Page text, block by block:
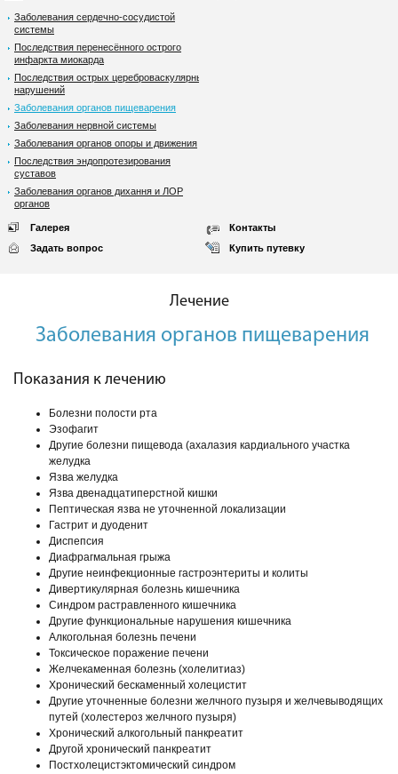
Заболевания сердечно-сосудистой
системы
Последствия перенесённого острого
инфаркта миокарда
Последствия острых цереброваскулярных
нарушений
Заболевания органов пищеварения
Заболевания нервной системы
Заболевания органов опоры и движения
Последствия эндопротезирования
суставов
Заболевания органов дихання и ЛОР
органов
Галерея
Контакты
Задать вопрос
Купить путевку
Лечение
Заболевания органов пищеварения
Показания к лечению
Болезни полости рта
Эзофагит
Другие болезни пищевода (ахалазия кардиального участка
желудка
Язва желудка
Язва двенадцатиперстной кишки
Пептическая язва не уточненной локализации
Гастрит и дуоденит
Диспепсия
Диафрагмальная грыжа
Другие неинфекционные гастроэнтериты и колиты
Дивертикулярная болезнь кишечника
Синдром растравленного кишечника
Другие функциональные нарушения кишечника
Алкогольная болезнь печени
Токсическое поражение печени
Желчекаменная болезнь (холелитиаз)
Хронический бескаменный холецистит
Другие уточненные болезни желчного пузыря и желчевыводящих
путей (холестероз желчного пузыря)
Хронический алкогольный панкреатит
Другой хронический панкреатит
Постхолецистэктомический синдром